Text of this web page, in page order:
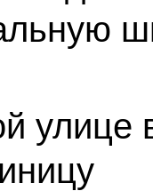
улице